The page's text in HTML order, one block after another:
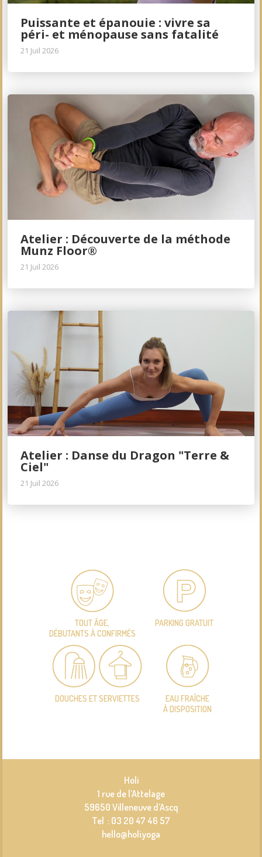
Puissante et épanouie : vivre sa
péri- et ménopause sans fatalité
21 Juil 2026
Atelier : Découverte de la méthode
Munz Floor®
21 Juil 2026
Atelier : Danse du Dragon "Terre &
Ciel"
21 Juil 2026
TOUT ÂGE,
DÉBUTANTS À CONFIRMÉS
PARKING GRATUIT
DOUCHES ET SERVIETTES
EAU FRAÎCHE
À DISPOSITION
Holi
1 rue de l’Attelage
59650 Villeneuve d’Ascq
Tel : 03 20 47 46 57
hello@holi.yoga